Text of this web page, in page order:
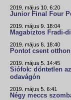
2019. május 10. 6:20
Junior Final Four
2019. május 9. 18:04
Magabiztos Fradi-
2019. május 8. 18:40
Pontot csent
2019. május 5. 14:45
Siófok: döntetlen az
odavágón
2019. május 5. 6:41
Négy meccs